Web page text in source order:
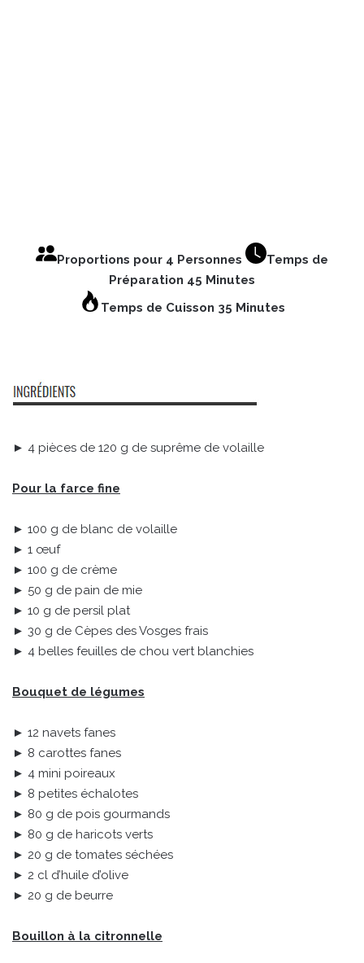
Proportions pour 4 Personnes
Temps de
Préparation 45 Minutes
Temps de Cuisson 35 Minutes
► 4 pièces de 120 g de suprême de volaille
Pour la farce fine
► 100 g de blanc de volaille
► 1 œuf
► 100 g de crème
► 50 g de pain de mie
► 10 g de persil plat
► 30 g de Cèpes des Vosges frais
► 4 belles feuilles de chou vert blanchies
Bouquet de légumes
► 12 navets fanes
► 8 carottes fanes
► 4 mini poireaux
► 8 petites échalotes
► 80 g de pois gourmands
► 80 g de haricots verts
► 20 g de tomates séchées
► 2 cl d’huile d’olive
► 20 g de beurre
Bouillon à la citronnelle